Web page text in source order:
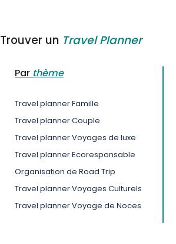
Trouver un Travel Planner
Par thème
Travel planner Famille
Travel planner Couple
Travel planner Voyages de luxe
Travel planner Ecoresponsable
Organisation de Road Trip
Travel planner Voyages Culturels
Travel planner Voyage de Noces